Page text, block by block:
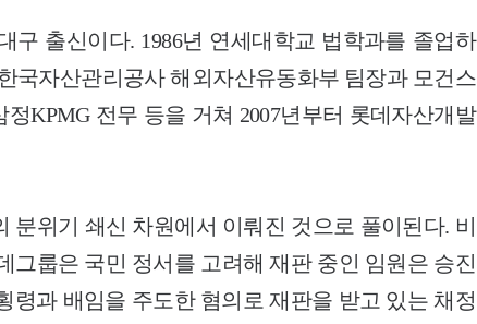
구 출신이다. 1986년 연세대학교 법학과를 졸업하
국자산관리공사 해외자산유동화부 팀장과 모건스
KPMG 전무 등을 거쳐 2007년부터 롯데자산개발
분위기 쇄신 차원에서 이뤄진 것으로 풀이된다. 비
그룹은 국민 정서를 고려해 재판 중인 임원은 승진
령과 배임을 주도한 혐의로 재판을 받고 있는 채정